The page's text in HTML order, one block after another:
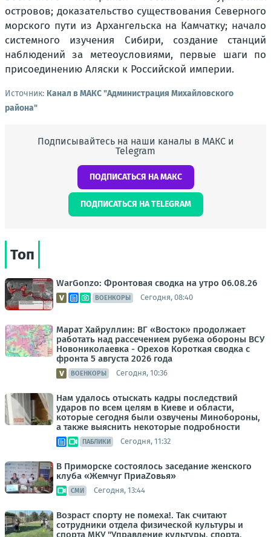
островов; доказательство существования Северного
морского пути из Архангельска на Камчатку; начало
системного изучения Сибири, создание станций
наблюдений за метеоусловиями, первые шаги по
присоединению Аляски к Российской империи.
Источник: Канал в МАКС "Администрация Михайловского
района"
Подписывайтесь на наши каналы в МАКС и
Telegram
ПОДПИСАТЬСЯ НА МАКС
ПОДПИСАТЬСЯ НА TELEGRAM
Топ
WarGonzo: Фронтовая сводка на утро 06.08.26
ВОЕНКОРЫ Сегодня, 08:40
Марат Хайруллин: ВГ «Восток» продолжает
работать над рассечением рубежа обороны ВСУ
Новониколаевка - Орехов Короткая сводка с
фронта 5 августа 2026 года
ВОЕНКОРЫ Сегодня, 10:36
Нам удалось отыскать кадры последствий
ударов по всем целям в Киеве и области,
которые сегодня были озвучены Минобороны,
а также выяснить некоторые подробности
ПАБЛИКИ Сегодня, 11:32
В Приморске состоялось заседание женского
клуба «Жемчуг ПриаZовья»
СМИ Сегодня, 13:44
Возраст спорту не помеха!. Так считают
сотрудники отдела физической культуры и
спорта МКУ "Управление культуры, спорта,